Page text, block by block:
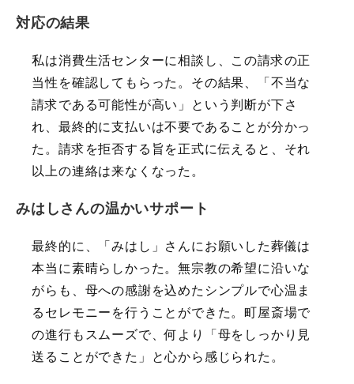
対応の結果
私は消費生活センターに相談し、この請求の正
当性を確認してもらった。その結果、「不当な
請求である可能性が高い」という判断が下さ
れ、最終的に支払いは不要であることが分かっ
た。請求を拒否する旨を正式に伝えると、それ
以上の連絡は来なくなった。
みはしさんの温かいサポート
最終的に、「みはし」さんにお願いした葬儀は
本当に素晴らしかった。無宗教の希望に沿いな
がらも、母への感謝を込めたシンプルで心温ま
るセレモニーを行うことができた。町屋斎場で
の進行もスムーズで、何より「母をしっかり見
送ることができた」と心から感じられた。